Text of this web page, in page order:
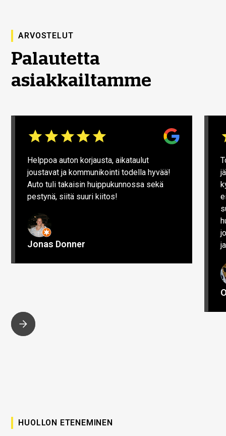
ARVOSTELUT
Palautetta
asiakkailtamme
Helppoa auton korjausta, aikataulut
joustavat ja kommunikointi todella hyvää!
Auto tuli takaisin huippukunnossa sekä
pestynä, siitä suuri kiitos!
Jonas Donner
HUOLLON ETENEMINEN